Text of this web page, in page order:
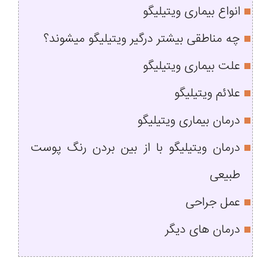
انواع بیماری ویتیلیگو
چه مناطقی بیشتر درگیر ویتیلیگو میشوند؟
علت بیماری ویتیلیگو
علائم ویتیلیگو
درمان بیماری ویتیلیگو
درمان ویتیلیگو با از بین بردن رنگ پوست
طبیعی
عمل جراحی
درمان های دیگر